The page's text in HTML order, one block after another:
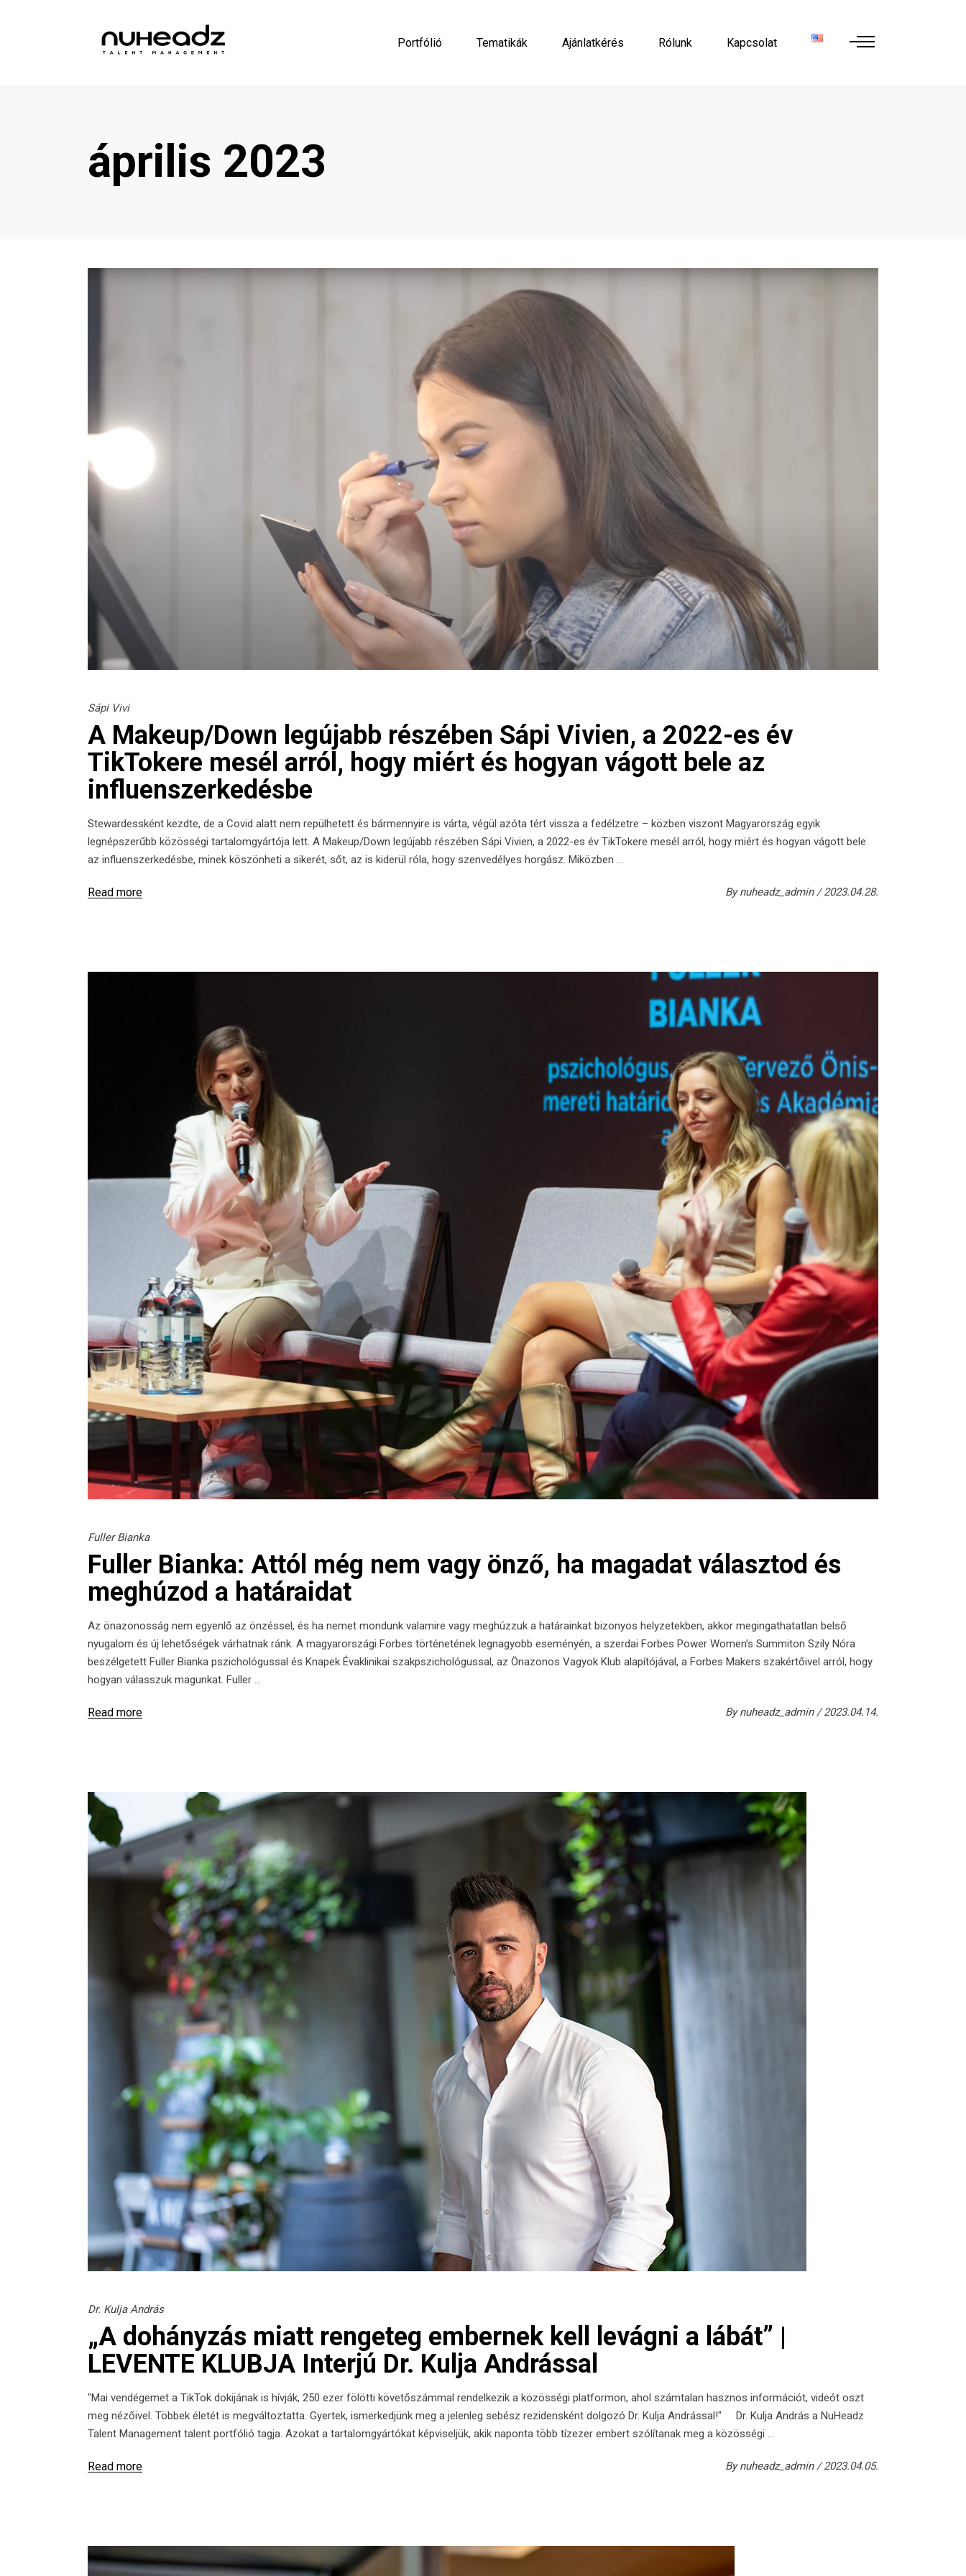
Portfólió Tematikák Ajánlatkérés Rólunk Kapcsolat
április 2023
Sápi Vivi
A Makeup/Down legújabb részében Sápi Vivien, a 2022-es év
TikTokere mesél arról, hogy miért és hogyan vágott bele az
influenszerkedésbe
Stewardessként kezdte, de a Covid alatt nem repülhetett és bármennyire is várta, végül azóta tért vissza a fedélzetre – közben viszont Magyarország egyik
legnépszerűbb közösségi tartalomgyártója lett. A Makeup/Down legújabb részében Sápi Vivien, a 2022-es év TikTokere mesél arról, hogy miért és hogyan vágott bele
az influenszerkedésbe, minek köszönheti a sikerét, sőt, az is kiderül róla, hogy szenvedélyes horgász. Miközben
Read more Bynuheadz_admin 2023.04.28.
Fuller Bianka
Fuller Bianka: Attól még nem vagy önző, ha magadat választod és
meghúzod a határaidat
Az önazonosság nem egyenlő az önzéssel, és ha nemet mondunk valamire vagy meghúzzuk a határainkat bizonyos helyzetekben, akkor megingathatatlan belső
nyugalom és új lehetőségek várhatnak ránk. A magyarországi Forbes történetének legnagyobb eseményén, a szerdai Forbes Power Women’s Summiton Szily Nóra
beszélgetett Fuller Bianka pszichológussal és Knapek Évaklinikai szakpszichológussal, az Önazonos Vagyok Klub alapítójával, a Forbes Makers szakértőivel arról, hogy
hogyan válasszuk magunkat. Fuller
Read more Bynuheadz_admin 2023.04.14.
Dr. Kulja András
„A dohányzás miatt rengeteg embernek kell levágni a lábát” |
LEVENTE KLUBJA Interjú Dr. Kulja Andrással
"Mai vendégemet a TikTok dokijának is hívják, 250 ezer fölötti követőszámmal rendelkezik a közösségi platformon, ahol számtalan hasznos információt, videót oszt
meg nézőivel. Többek életét is megváltoztatta. Gyertek, ismerkedjünk meg a jelenleg sebész rezidensként dolgozó Dr. Kulja Andrással!" Dr. Kulja András a NuHeadz
Talent Management talent portfólió tagja. Azokat a tartalomgyártókat képviseljük, akik naponta több tízezer embert szólítanak meg a közösségi
Read more Bynuheadz_admin 2023.04.05.